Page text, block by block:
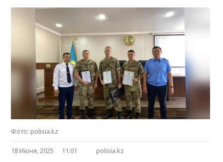
Фото: polisia.kz
18 Июня, 2025 11:01 polisia.kz